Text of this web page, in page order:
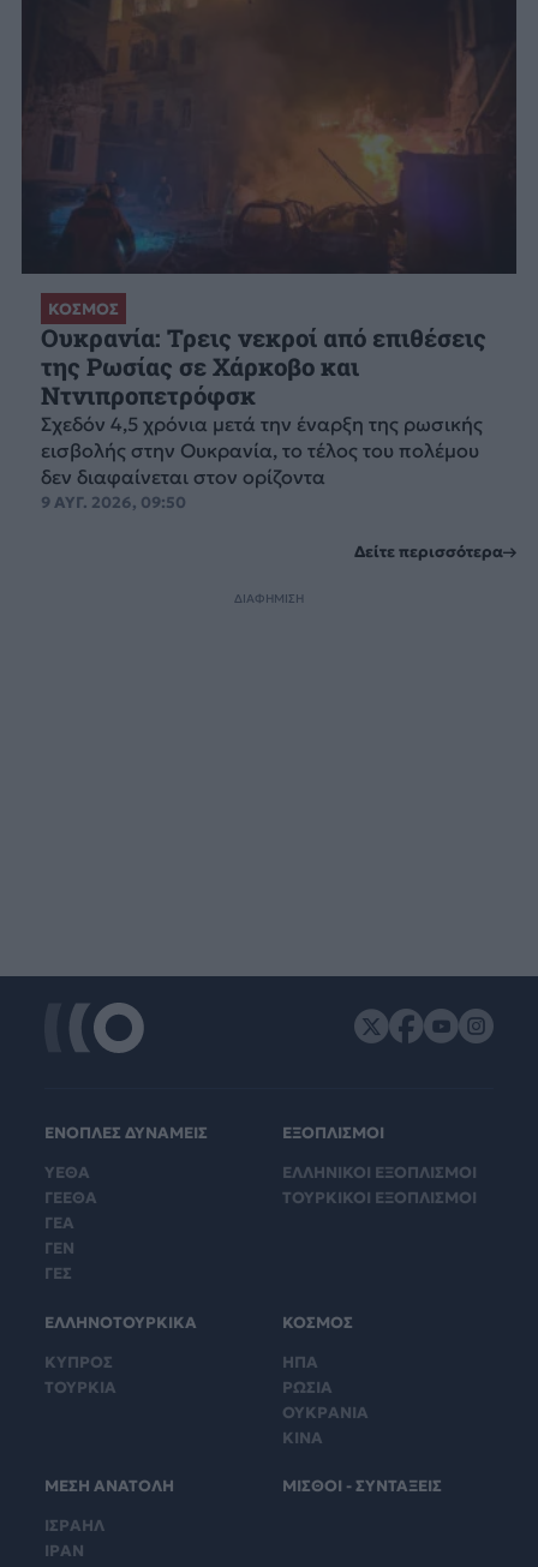
ΚΟΣΜΟΣ
Ουκρανία: Τρεις νεκροί από επιθέσεις
της Ρωσίας σε Χάρκοβο και
Ντνιπροπετρόφσκ
Σχεδόν 4,5 χρόνια μετά την έναρξη της ρωσικής
εισβολής στην Ουκρανία, το τέλος του πολέμου
δεν διαφαίνεται στον ορίζοντα
9 ΑΥΓ. 2026, 09:50
Δείτε περισσότερα
ΔΙΑΦΗΜΙΣΗ
ΕΝΟΠΛΕΣ ΔΥΝΑΜΕΙΣ
ΥΕΘΑ
ΓΕΕΘΑ
ΓΕΑ
ΓΕΝ
ΓΕΣ
ΕΞΟΠΛΙΣΜΟΙ
ΕΛΛΗΝΙΚΟΙ ΕΞΟΠΛΙΣΜΟΙ
ΤΟΥΡΚΙΚΟΙ ΕΞΟΠΛΙΣΜΟΙ
ΕΛΛΗΝΟΤΟΥΡΚΙΚΑ
ΚΥΠΡΟΣ
ΤΟΥΡΚΙΑ
ΚΟΣΜΟΣ
ΗΠΑ
ΡΩΣΙΑ
ΟΥΚΡΑΝΙΑ
ΚΙΝΑ
ΜΕΣΗ ΑΝΑΤΟΛΗ
ΙΣΡΑΗΛ
ΙΡΑΝ
ΜΙΣΘΟΙ - ΣΥΝΤΑΞΕΙΣ